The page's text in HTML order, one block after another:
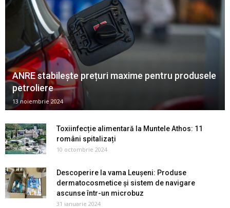
ANRE stabilește prețuri maxime pentru produsele
petroliere
13 noiembrie 2024
Toxiinfecție alimentară la Muntele Athos: 11
români spitalizați
10 octombrie 2024
Descoperire la vama Leușeni: Produse
dermatocosmetice și sistem de navigare
ascunse într-un microbuz
31 ianuarie 2024